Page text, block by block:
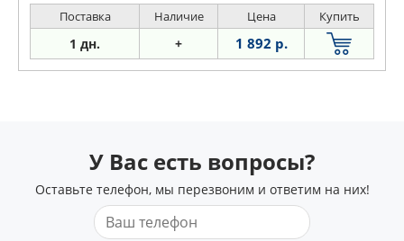
Поставка Наличие Цена Купить
1 дн. + 1 892 р.
У Вас есть вопросы?
Оставьте телефон, мы перезвоним и ответим на них!